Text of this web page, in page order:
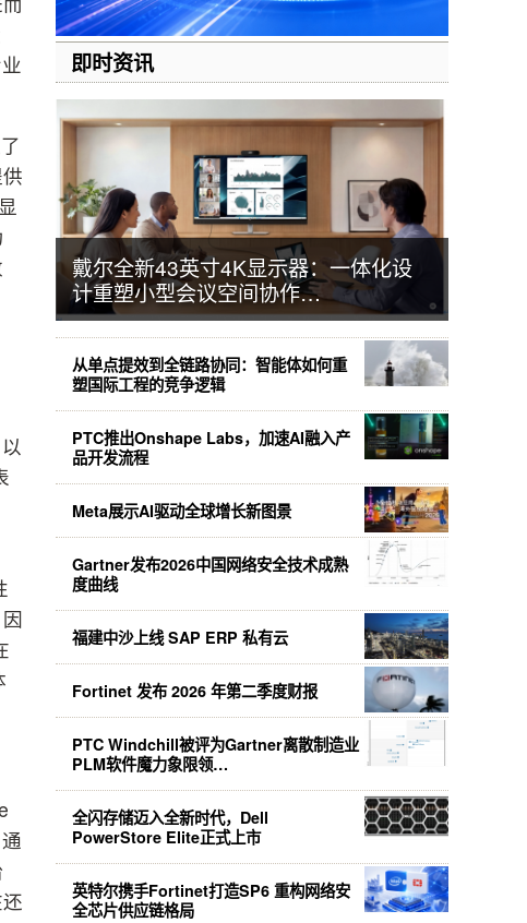
即时资讯
戴尔全新43英寸4K显示器：一体化设
计重塑小型会议空间协作…
从单点提效到全链路协同：智能体如何重
塑国际工程的竞争逻辑
PTC推出Onshape Labs，加速AI融入产
品开发流程
Meta展示AI驱动全球增长新图景
Gartner发布2026中国网络安全技术成熟
度曲线
福建中沙上线 SAP ERP 私有云
Fortinet 发布 2026 年第二季度财报
PTC Windchill被评为Gartner离散制造业
PLM软件魔力象限领…
全闪存储迈入全新时代，Dell
PowerStore Elite正式上市
英特尔携手Fortinet打造SP6 重构网络安
全芯片供应链格局